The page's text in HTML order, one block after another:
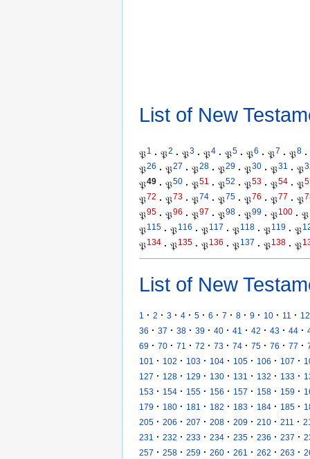
List of New
𝔓1 · 𝔓2 · 𝔓3 · 𝔓4 · 𝔓5 · 𝔓6 · 𝔓7 · 𝔓8 ·
𝔓26 · 𝔓27 · 𝔓28 · 𝔓29 · 𝔓30 · 𝔓31 · 𝔓
𝔓49 · 𝔓50 · 𝔓51 · 𝔓52 · 𝔓53 · 𝔓54 · 𝔓
𝔓72 · 𝔓73 · 𝔓74 · 𝔓75 · 𝔓76 · 𝔓77 · 𝔓
𝔓95 · 𝔓96 · 𝔓97 · 𝔓98 · 𝔓99 · 𝔓100 · 𝔓
𝔓115 · 𝔓116 · 𝔓117 · 𝔓118 · 𝔓119 · 𝔓
𝔓134 · 𝔓135 · 𝔓136 · 𝔓137 · 𝔓138 · 𝔓
List of New
1 · 2 · 3 · 4 · 5 · 6 · 7 · 8 · 9 · 10 · 11 · 12
36 · 37 · 38 · 39 · 40 · 41 · 42 · 43 · 44 ·
69 · 70 · 71 · 72 · 73 · 74 · 75 · 76 · 77 ·
101
· 102 · 103 · 104 · 105 · 106 · 107 ·
127 · 128 · 129 · 130 · 131 · 132 · 133 ·
153 · 154 · 155 · 156 · 157 · 158 · 159 ·
179 · 180 · 181 · 182 · 183 · 184 · 185 ·
205 · 206 · 207 · 208 · 209 · 210 · 211 ·
231
· 232 · 233 · 234 · 235 · 236 · 237 ·
257 · 258 · 259 · 260 · 261 · 262 · 263 ·